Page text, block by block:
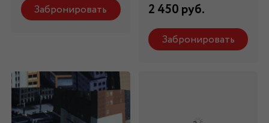
Забронировать 2 450 руб.
Забронировать